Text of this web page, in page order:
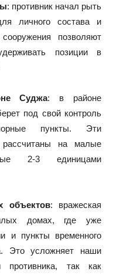
: противник начал рыть
личного состава и
позволяют
позиции в
Суджа: в районе
под свой контроль
пункты. Эти
рассчитаны на малые
2-3 единицами
объектов: вражеская
домах, где уже
и пункты временного
Это усложняет наши
противника, так как